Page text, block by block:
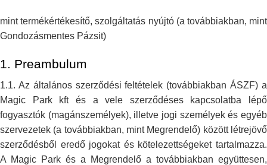
mint termékértékesítő, szolgáltatás nyújtó (a továbbiakban, mint
Gondozásmentes Pázsit)
1. Preambulum
1.1. Az általános szerződési feltételek (továbbiakban ÁSZF) a
Magic Parkkft és a vele szerződéses kapcsolatba lépő
fogyasztók (magánszemélyek), illetve jogi személyek és egyéb
szervezetek (a továbbiakban, mintMegrendelő) között létrejövő
szerződésből eredő jogokat éskötelezettségeket tartalmazza.
A Magic Park és a Megrendelő a továbbiakban együttesen,